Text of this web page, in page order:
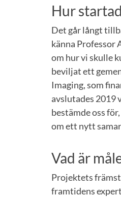
Hur
Det går långt
känna Professor
om hur vi skulle
beviljat ett
Imaging, som
avslutades 2019
bestämde oss
om ett nytt
Vad är
Projektets
framtidens